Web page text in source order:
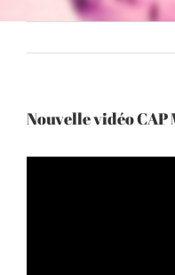
Nouvelle vidéo CAP